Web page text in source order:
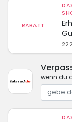
RABATT
wenn du